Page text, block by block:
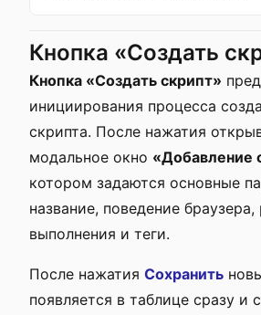
Кнопка «Создать
Кнопка «Создать скрипт»
инициирования процесса
скрипта. После нажатия
модальное окно «Добавление
котором задаются основные
название, поведение
выполнения и теги.
После нажатия Сохранить
появляется в таблице сразу и